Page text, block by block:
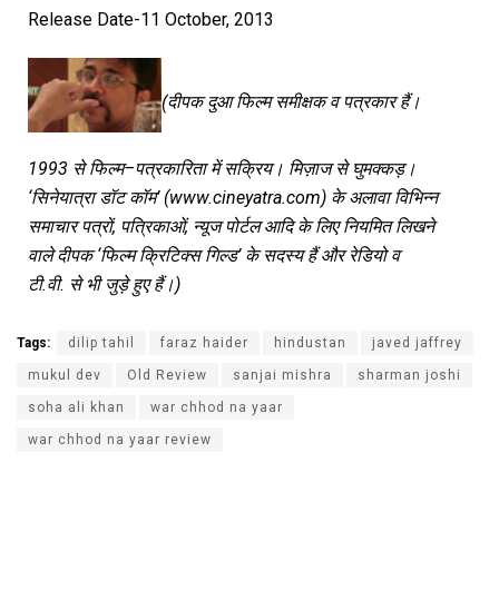
Release Date-11 October, 2013
(दीपक दुआ फिल्म समीक्षक व पत्रकार हैं।
1993 से फिल्म–पत्रकारिता में सक्रिय। मिज़ाज से घुमक्कड़।
‘सिनेयात्रा डॉट कॉम’ (www.cineyatra.com) के अलावा विभिन्न
समाचार पत्रों, पत्रिकाओं, न्यूज पोर्टल आदि के लिए नियमित लिखने
वाले दीपक ‘फिल्म क्रिटिक्स गिल्ड’ के सदस्य हैं और रेडियो व
टी.वी. से भी जुड़े हुए हैं।)
Tags: dilip tahil faraz haider hindustan javed jaffrey
mukul dev Old Review sanjai mishra sharman joshi
soha ali khan war chhod na yaar
war chhod na yaar review